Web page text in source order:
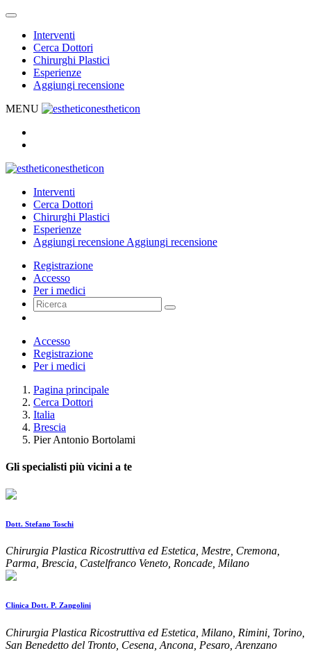
Interventi
Cerca Dottori
Chirurghi Plastici
Esperienze
Aggiungi recensione
MENU
estheticon
estheticon
Interventi
Cerca Dottori
Chirurghi Plastici
Esperienze
Aggiungi recensione Aggiungi recensione
Registrazione
Accesso
Per i medici
Accesso
Registrazione
Per i medici
Pagina principale
Cerca Dottori
Italia
Brescia
Pier Antonio Bortolami
Gli specialisti più vicini a te
Dott. Stefano Toschi
Chirurgia Plastica Ricostruttiva ed Estetica, Mestre, Cremona,
Parma, Brescia, Castelfranco Veneto, Roncade, Milano
Clinica Dott. P. Zangolini
Chirurgia Plastica Ricostruttiva ed Estetica, Milano, Rimini, Torino,
San Benedetto del Tronto, Cesena, Ancona, Pesaro, Arenzano